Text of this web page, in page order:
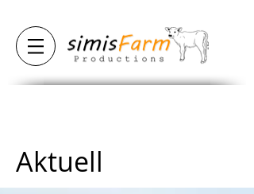
Aktuell